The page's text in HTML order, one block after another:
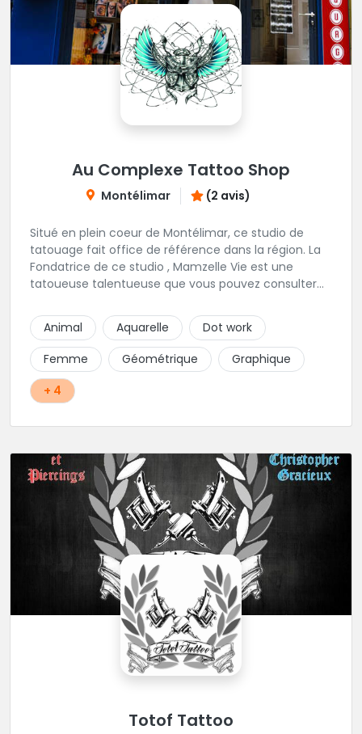
Au Complexe Tattoo Shop
Montélimar (2 avis)
Situé en plein coeur de Montélimar, ce studio de
tatouage fait office de référence dans la région. La
Fondatrice de ce studio , Mamzelle Vie est une
tatoueuse talentueuse que vous pouvez consulter
Animal
Aquarelle
Dot work
Femme
Géométrique
Graphique
+ 4
Totof Tattoo